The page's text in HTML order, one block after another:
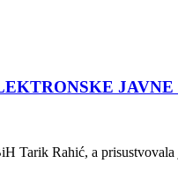
Tarik Rahić, a